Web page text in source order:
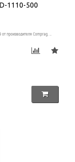
1110-500
производителя Comprag. ..